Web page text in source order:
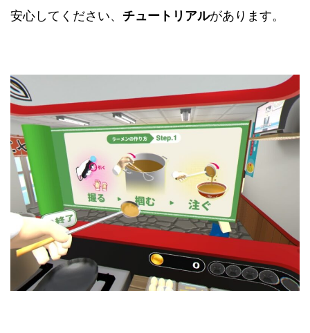
安心してください、 チュートリアルがあります。